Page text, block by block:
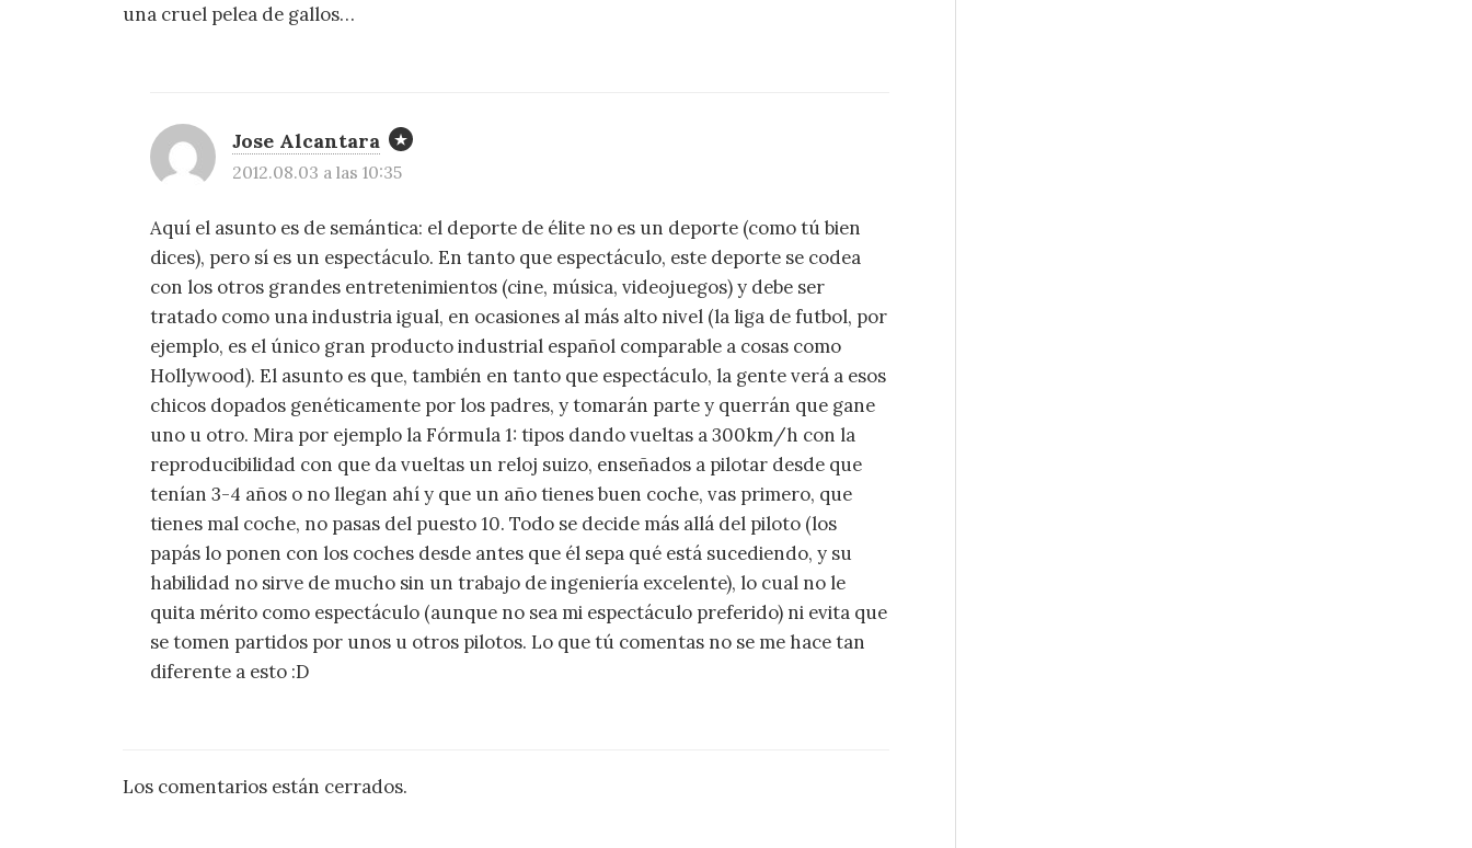
una cruel pelea de gallos…
Jose Alcantara
2012.08.03 a las 10:35
Aquí el asunto es de semántica: el deporte de élite no es un deporte (como tú bien
dices), pero sí es un espectáculo. En tanto que espectáculo, este deporte se codea
con los otros grandes entretenimientos (cine, música, videojuegos) y debe ser
tratado como una industria igual, en ocasiones al más alto nivel (la liga de futbol, por
ejemplo, es el único gran producto industrial español comparable a cosas como
Hollywood). El asunto es que, también en tanto que espectáculo, la gente verá a esos
chicos dopados genéticamente por los padres, y tomarán parte y querrán que gane
uno u otro. Mira por ejemplo la Fórmula 1: tipos dando vueltas a 300km/h con la
reproducibilidad con que da vueltas un reloj suizo, enseñados a pilotar desde que
tenían 3-4 años o no llegan ahí y que un año tienes buen coche, vas primero, que
tienes mal coche, no pasas del puesto 10. Todo se decide más allá del piloto (los
papás lo ponen con los coches desde antes que él sepa qué está sucediendo, y su
habilidad no sirve de mucho sin un trabajo de ingeniería excelente), lo cual no le
quita mérito como espectáculo (aunque no sea mi espectáculo preferido) ni evita que
se tomen partidos por unos u otros pilotos. Lo que tú comentas no se me hace tan
diferente a esto :D
Los comentarios están cerrados.